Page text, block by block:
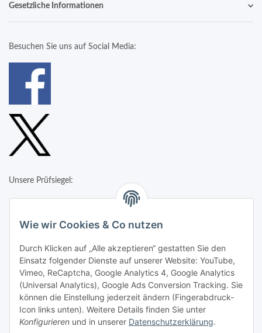
Gesetzliche Informationen
Besuchen Sie uns auf Social Media:
Unsere Prüfsiegel:
Wie wir Cookies & Co nutzen
Durch Klicken auf „Alle akzeptieren“ gestatten Sie den
Einsatz folgender Dienste auf unserer Website: YouTube,
Vimeo, ReCaptcha, Google Analytics 4, Google Analytics
(Universal Analytics), Google Ads Conversion Tracking. Sie
können die Einstellung jederzeit ändern (Fingerabdruck-
Icon links unten). Weitere Details finden Sie unter
Konfigurieren und in unserer Datenschutzerklärung.